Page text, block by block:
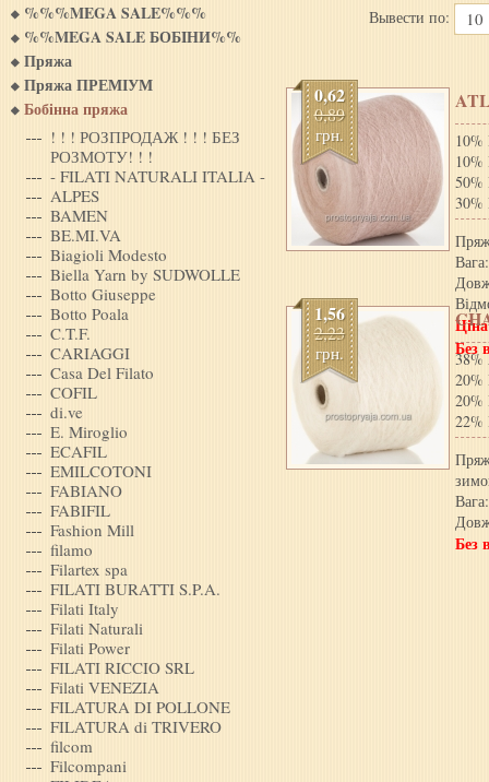
%%%MEGA SALE%%%
%%MEGA SALE БОБIНИ%%
Пряжа
Пряжа ПРЕМІУМ
Бобінна пряжа
! ! ! РОЗПРОДАЖ ! ! ! БЕЗ
РОЗМОТУ! ! !
- FILATI NATURALI ITALIA -
ALPES
BAMEN
BE.MI.VA
Biagioli Modesto
Biella Yarn by SUDWOLLE
Botto Giuseppe
Botto Poala
C.T.F.
CARIAGGI
Casa Del Filato
COFIL
di.ve
E. Miroglio
ECAFIL
EMILCOTONI
FABIANO
FABIFIL
Fashion Mill
filamo
Filartex spa
FILATI BURATTI S.P.A.
Filati Italy
Filati Naturali
Filati Power
FILATI RICCIO SRL
Filati VENEZIA
FILATURA DI POLLONE
FILATURA di TRIVERO
filcom
Filcompani
Вывести по: 10
0,62
0,89
грн.
50%
Без
1,56
2,23
грн.
38%
20%
20%
Без